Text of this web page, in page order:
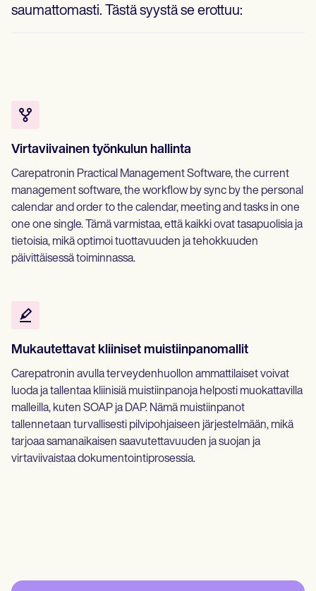
saumattomasti. Tästä syystä se erottuu:
Virtaviivainen työnkulun hallinta
Carepatronin Practical Management Software, the current
management software, the workflow by sync by the personal
calendar and order to the calendar, meeting and tasks in one
one one single. Tämä varmistaa, että kaikki ovat tasapuolisia ja
tietoisia, mikä optimoi tuottavuuden ja tehokkuuden
päivittäisessä toiminnassa.
Mukautettavat kliiniset muistiinpanomallit
Carepatronin avulla terveydenhuollon ammattilaiset voivat
luoda ja tallentaa kliinisiä muistiinpanoja helposti muokattavilla
malleilla, kuten SOAP ja DAP. Nämä muistiinpanot
tallennetaan turvallisesti pilvipohjaiseen järjestelmään, mikä
tarjoaa samanaikaisen saavutettavuuden ja suojan ja
virtaviivaistaa dokumentointiprosessia.